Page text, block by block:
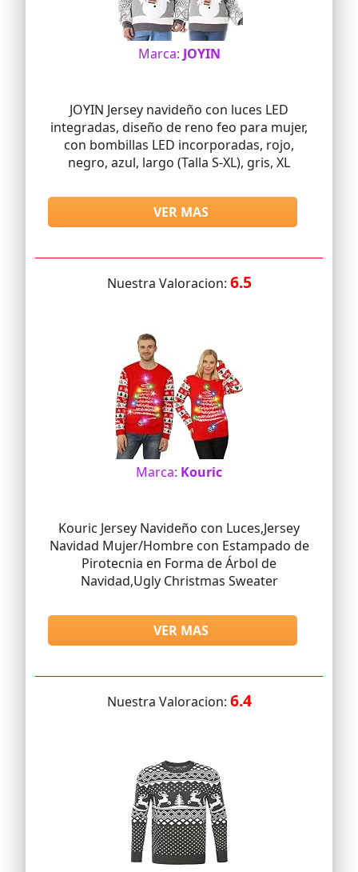
Marca: JOYIN
JOYIN Jersey navideño con luces LED
integradas, diseño de reno feo para mujer,
con bombillas LED incorporadas, rojo,
negro, azul, largo (Talla S-XL), gris, XL
VER MAS
Nuestra Valoracion: 6.5
Marca: Kouric
Kouric Jersey Navideño con Luces,Jersey
Navidad Mujer/Hombre con Estampado de
Pirotecnia en Forma de Árbol de
Navidad,Ugly Christmas Sweater
VER MAS
Nuestra Valoracion: 6.4